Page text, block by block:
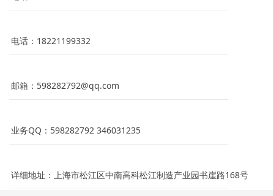
电话：18221199332
邮箱：598282792@qq.com
业务QQ：598282792 346031235
详细地址：上海市松江区中南高科松江制造产业园书崖路168号